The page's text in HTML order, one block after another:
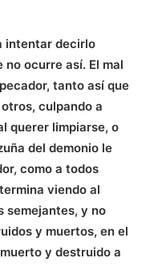
intentar decirlo
ocurre así. El mal
tanto así que
culpando a
querer limpiarse, o
del demonio le
como a todos
viendo al
semejantes, y no
y muertos, en el
y destruido a